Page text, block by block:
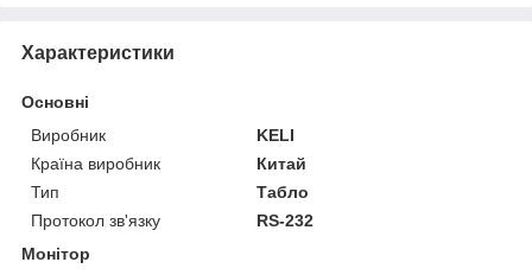
Характеристики
Основні
Виробник
KELI
Країна виробник
Китай
Тип
Табло
Протокол зв'язку
RS-232
Монітор